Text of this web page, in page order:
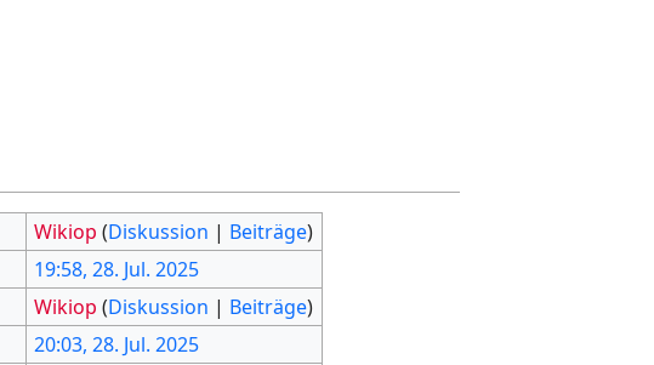
Wikiop (Diskussion | Beiträge)
19:58, 28. Jul. 2025
Wikiop (Diskussion | Beiträge)
20:03, 28. Jul. 2025